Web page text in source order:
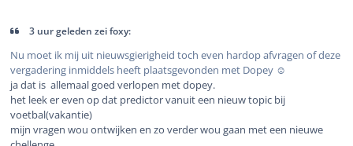
3 uur geleden zei foxy:
Nu moet ik mij uit nieuwsgierigheid toch even hardop afvragen of deze
vergadering inmiddels heeft plaatsgevonden met Dopey ☺️
ja dat is allemaal goed verlopen met dopey.
het leek er even op dat predictor vanuit een nieuw topic bij
voetbal(vakantie)
mijn vragen wou ontwijken en zo verder wou gaan met een nieuwe